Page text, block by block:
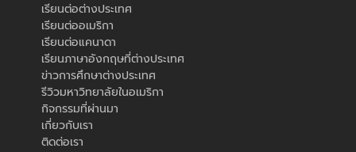
เรียนต่อต่างประเทศ
เรียนต่ออเมริกา
เรียนต่อแคนาดา
เรียนภาษาอังกฤษที่ต่างประเทศ
ข่าวการศึกษาต่างประเทศ
รีวิวมหาวิทยาลัยในอเมริกา
กิจกรรมที่ผ่านมา
เกี่ยวกับเรา
ติดต่อเรา